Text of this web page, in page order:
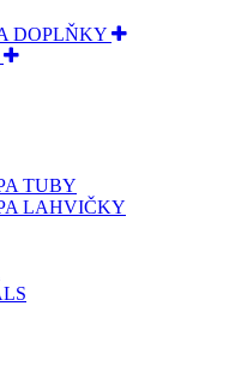
DOPLŇKY
TUBY
LAHVIČKY